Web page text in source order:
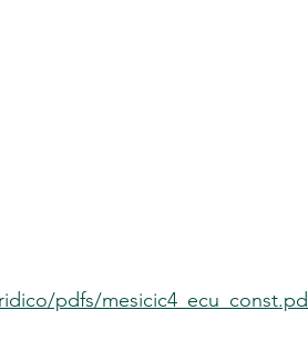
pdfs/